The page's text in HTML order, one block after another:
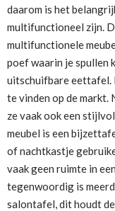
daarom is het
multifunctioneel zijn.
multifunctionele
poef waarin je spullen
uitschuifbare eettafel.
te vinden op de markt.
ze vaak ook een
meubel is een
of nachtkastje
vaak geen ruimte in
tegenwoordig is
salontafel, dit houdt